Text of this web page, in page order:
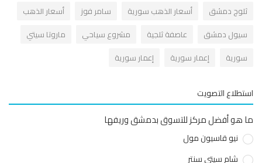
دمشق
أسعار الذهب سورية سامر فوز
أسعار الذهب
دمشق
عاصفة ثلجية مشروع سياحي
ماروتا سيتي
إعمار سورية إعمار سورية
التصويت
أفضل مركز للتسوق بدمشق وريفها
نيو قاسيون مول
شام سيتي سنتر